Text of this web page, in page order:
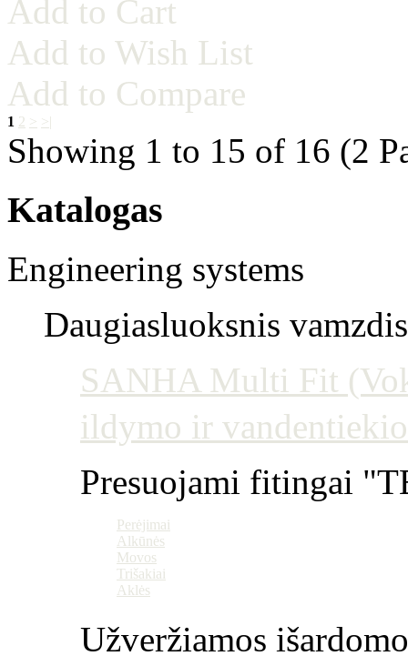
Add to Cart
Add to Wish List
Add to Compare
1 2 > >|
Showing 1 to 15 of 16 (2
Katalogas
Engineering systems
Daugiasluoksnis
SANHA Multi Fit
ildymo ir
Presuojami fitingai
Perėjimai
Alkūnės
Movos
Trišakiai
Aklės
Užveržiamos